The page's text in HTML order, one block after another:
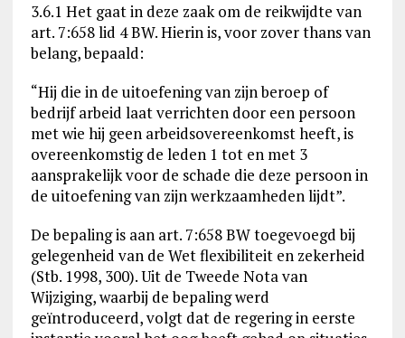
3.6.1 Het gaat in deze zaak om de reikwijdte van
art. 7:658 lid 4 BW. Hierin is, voor zover thans van
belang, bepaald:
“Hij die in de uitoefening van zijn beroep of
bedrijf arbeid laat verrichten door een persoon
met wie hij geen arbeidsovereenkomst heeft, is
overeenkomstig de leden 1 tot en met 3
aansprakelijk voor de schade die deze persoon in
de uitoefening van zijn werkzaamheden lijdt”.
De bepaling is aan art. 7:658 BW toegevoegd bij
gelegenheid van de Wet flexibiliteit en zekerheid
(Stb. 1998, 300). Uit de Tweede Nota van
Wijziging, waarbij de bepaling werd
geïntroduceerd, volgt dat de regering in eerste